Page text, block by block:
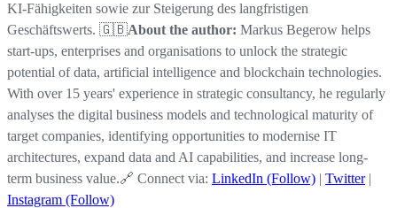
KI-Fähigkeiten sowie zur Steigerung des langfristigen
Geschäftswerts. 🇬🇧About the author: Markus Begerow helps
start-ups, enterprises and organisations to unlock the strategic
potential of data, artificial intelligence and blockchain technologies.
With over 15 years' experience in strategic consultancy, he regularly
analyses the digital business models and technological maturity of
target companies, identifying opportunities to modernise IT
architectures, expand data and AI capabilities, and increase long-
term business value.🔗 Connect via: LinkedIn (Follow) | Twitter|
Instagram (Follow)